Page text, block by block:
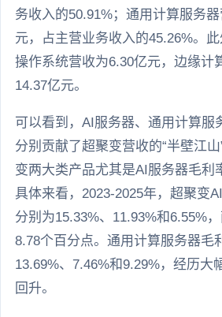
务收入的50.91%；通用计算服务
元，占主营业务收入的45.26%。
操作系统营收为6.30亿元，边缘计
14.37亿元。
可以看到，AI服务器、通用计算服
分别贡献了超聚变营收的“半壁江
变两大类产品尤其是AI服务器毛利
具体来看，2023-2025年，超聚变
分别为15.33%、11.93%和6.55%
8.78个百分点。通用计算服务器毛
13.69%、7.46%和9.29%，经历大
回升。